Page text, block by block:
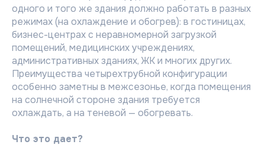
одного и того же здания должно работать в разных
режимах (на охлаждение и обогрев): в гостиницах,
бизнес-центрах с неравномерной загрузкой
помещений, медицинских учреждениях,
административных зданиях, ЖК и многих других.
Преимущества четырехтрубной конфигурации
особенно заметны в межсезонье, когда помещения
на солнечной стороне здания требуется
охлаждать, а на теневой — обогревать.
Что это дает?